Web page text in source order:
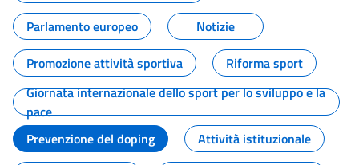
Parlamento europeo
Notizie
Promozione attività sportiva
Riforma sport
Giornata internazionale dello sport per lo sviluppo e la
pace
Prevenzione del doping
Attività istituzionale